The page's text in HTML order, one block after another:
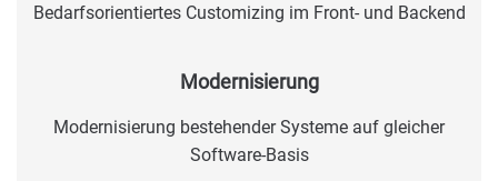
Bedarfsorientiertes Customizing im Front- und Backend
Modernisierung
Modernisierung bestehender Systeme auf gleicher
Software-Basis